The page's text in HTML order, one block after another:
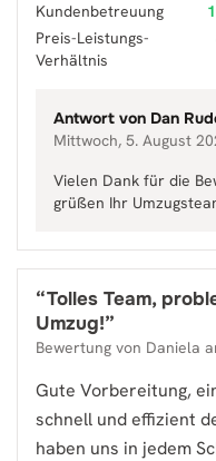
Kundenbetreuung
Preis-Leistungs-
Verhältnis
Antwort von Dan
Mittwoch, 5. August
Vielen Dank für die
grüßen Ihr
“Tolles Team,
Umzug!”
Bewertung von Daniela
Gute Vorbereitung,
schnell und effizient
haben uns in jedem